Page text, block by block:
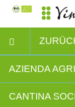
AZIENDA
CANTINA